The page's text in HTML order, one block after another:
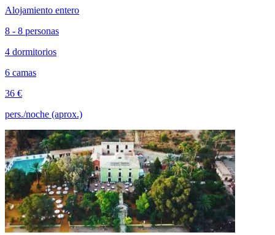
Alojamiento entero
8 - 8 personas
4 dormitorios
6 camas
36 €
pers./noche (aprox.)